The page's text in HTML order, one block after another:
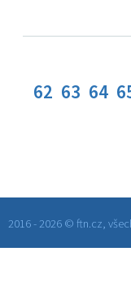
62 63 64
2016 - 2026 © ftn.cz,